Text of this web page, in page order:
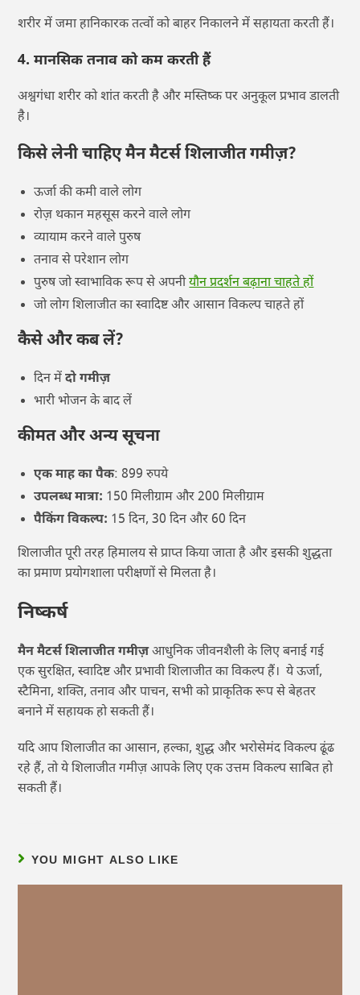
शरीर में जमा हानिकारक तत्वों को बाहर निकालने में सहायता करती हैं।
4. मानसिक तनाव को कम करती हैं
अश्वगंधा शरीर को शांत करती है और मस्तिष्क पर अनुकूल प्रभाव डालती
है।
किसे लेनी चाहिए मैन मैटर्स शिलाजीत गमीज़?
ऊर्जा की कमी वाले लोग
रोज़ थकान महसूस करने वाले लोग
व्यायाम करने वाले पुरुष
तनाव से परेशान लोग
पुरुष जो स्वाभाविक रूप से अपनीयौन प्रदर्शन बढ़ाना चाहते हों
जो लोग शिलाजीत का स्वादिष्ट और आसान विकल्प चाहते हों
कैसे और कब लें?
दिन मेंदो गमीज़
भारी भोजन के बाद लें
कीमत और अन्य सूचना
एक माह का पैक: 899 रुपये
उपलब्ध मात्रा: 150 मिलीग्राम और 200 मिलीग्राम
पैकिंग विकल्प: 15 दिन, 30 दिन और 60 दिन
शिलाजीत पूरी तरह हिमालय से प्राप्त किया जाता है और इसकी शुद्धता
का प्रमाण प्रयोगशाला परीक्षणों से मिलता है।
निष्कर्ष
मैन मैटर्स शिलाजीत गमीज़आधुनिक जीवनशैली के लिए बनाई गई
एक सुरक्षित, स्वादिष्ट और प्रभावी शिलाजीत का विकल्प हैं। ये ऊर्जा,
स्टैमिना, शक्ति, तनाव और पाचन, सभी को प्राकृतिक रूप से बेहतर
बनाने में सहायक हो सकती हैं।
यदि आप शिलाजीत का आसान, हल्का, शुद्ध और भरोसेमंद विकल्प ढूंढ
रहे हैं, तो ये शिलाजीत गमीज़ आपके लिए एक उत्तम विकल्प साबित हो
सकती हैं।
YOU MIGHT ALSO LIKE